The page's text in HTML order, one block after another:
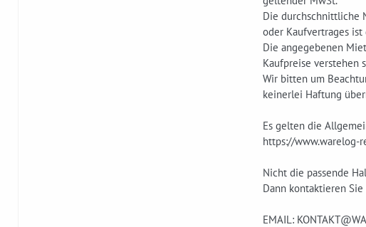
Die durchschnittliche
oder Kaufvertrages ist
Die angegebenen
Kaufpreise verstehen
Wir bitten um
keinerlei Haftung
Es gelten die
https://www.warelog-
Nicht die passende
Dann kontaktieren
EMAIL: